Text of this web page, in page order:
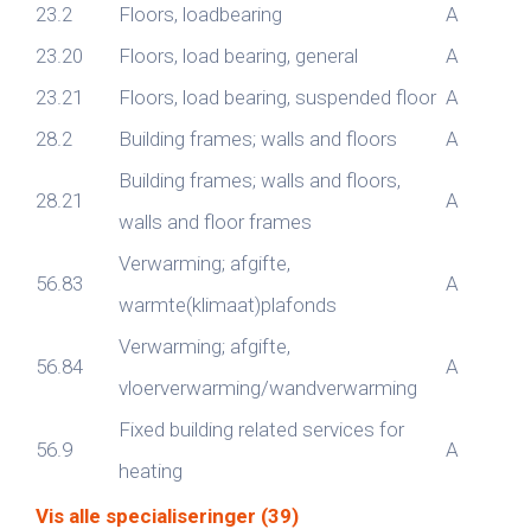
23.2 Floors, loadbearing
A
23.20
Floors, load bearing, general
A
23.21
Floors, load bearing, suspended floor A
28.2
Building frames; walls and floors A
28.21
Building frames; walls and floors,
walls and floor frames
A
56.83
Verwarming; afgifte,
warmte(klimaat)plafonds
A
56.84
Verwarming; afgifte,
vloerverwarming/wandverwarming
A
56.9
Fixed building related services for
heating
A
Vis alle specialiseringer (39)